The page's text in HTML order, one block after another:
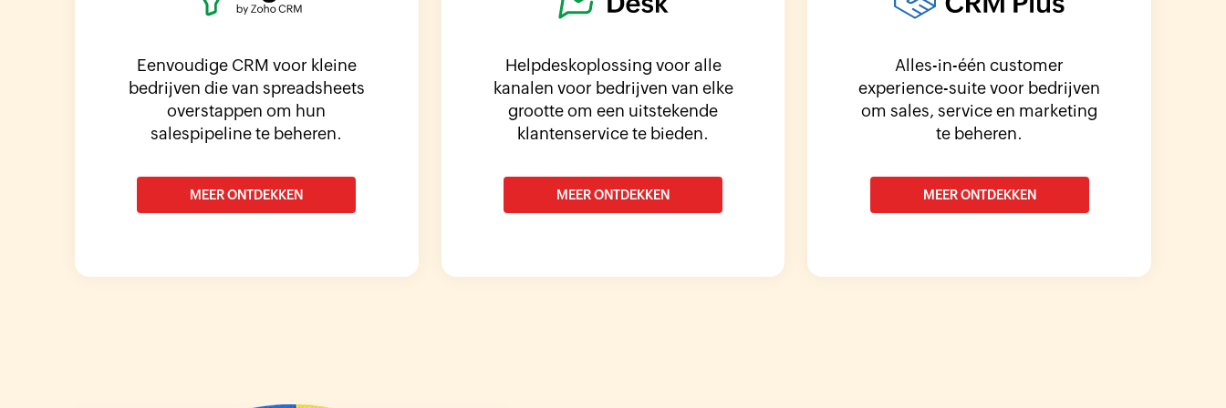
Eenvoudige CRM voor kleine
bedrijven die van spreadsheets
overstappen om hun
salespipeline te beheren.
MEER ONTDEKKEN
Helpdeskoplossing voor alle
kanalen voor bedrijven van elke
grootte om een uitstekende
klantenservice te bieden.
MEER ONTDEKKEN
Alles-in-één customer
experience-suite voor bedrijven
om sales, service en marketing
te beheren.
MEER ONTDEKKEN